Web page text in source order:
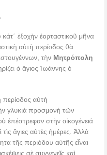
ἐξοχὴν ἑορταστικοῦ μῆνα
αὐτὴ περίοδος θὰ
τὴν Μητρόπολη
ὁ ἅγιος Ἰωάννης ὁ
αὐτὴ
γλυκιὰ προσμονὴ τῶν
ἐπέστρεφαν στὴν οἰκογένειά
ἅγιες αὐτὲς ἡμέρες. Ἀλλὰ
τῆς περιόδου αὐτῆς εἶναι
σὲ συγγενεῖς καὶ